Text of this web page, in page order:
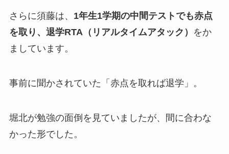
さらに須藤は、 1年生1学期の中間テストでも赤点
を取り、退学RTA（リアルタイムアタック）
をか
ましています。
事前に聞かされていた「赤点を取れば退学」。
堀北が勉強の面倒を見ていましたが、間に合わな
かった形でした。